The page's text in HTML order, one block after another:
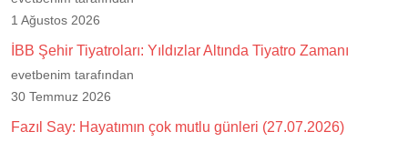
1 Ağustos 2026
İBB Şehir Tiyatroları: Yıldızlar Altında Tiyatro Zamanı
evetbenim tarafından
30 Temmuz 2026
Fazıl Say: Hayatımın çok mutlu günleri (27.07.2026)